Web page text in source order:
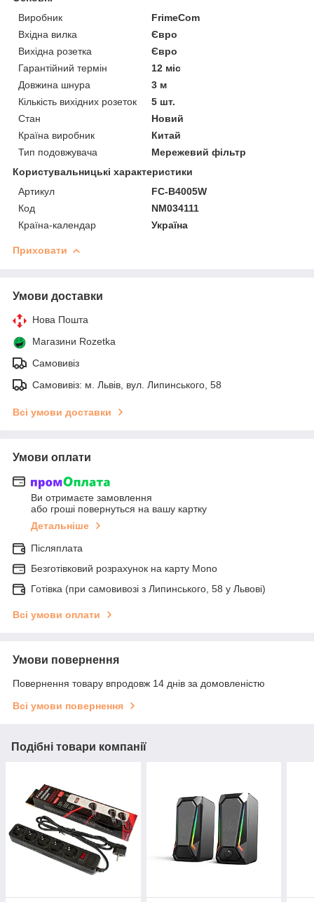
Виробник
FrimeCom
Вхідна вилка
Євро
Вихідна розетка
Євро
Гарантійний термін
12 міс
Довжина шнура
3 м
Кількість вихідних розеток
5 шт.
Стан
Новий
Країна виробник
Китай
Тип подовжувача
Мережевий фільтр
Користувальницькі характеристики
Артикул
FC-B4005W
Код
NM034111
Країна-календар
Україна
Приховати
Умови доставки
Нова Пошта
Магазини Rozetka
Самовивіз
Самовивіз: м. Львів, вул. Липинського, 58
Всі умови доставки
Умови оплати
Ви отримаєте замовлення
або гроші повернуться на вашу картку
Детальніше
Післяплата
Безготівковий розрахунок на карту Mono
Готівка (при самовивозі з Липинського, 58 у Львові)
Всі умови оплати
Умови повернення
Повернення товару впродовж 14 днів за домовленістю
Всі умови повернення
Подібні товари компанії